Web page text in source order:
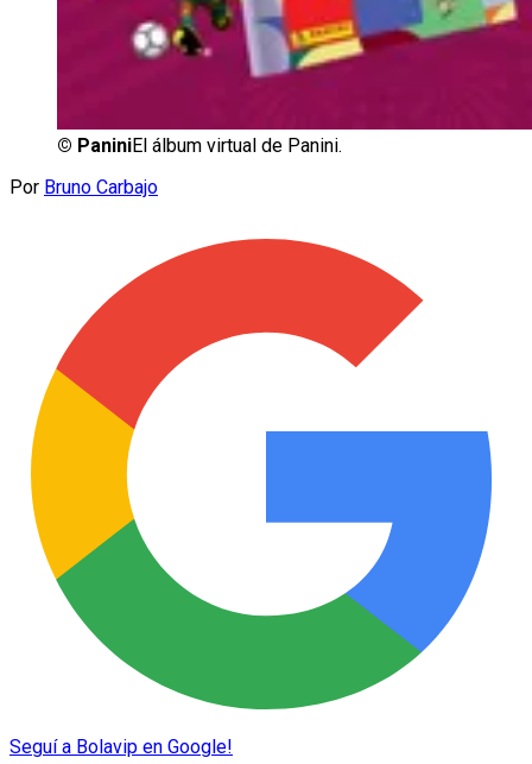
© PaniniEl álbum virtual de Panini.
Por Bruno Carbajo
Seguí a Bolavip en Google!